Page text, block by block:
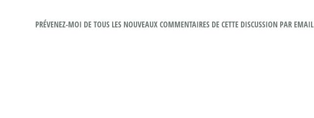
PRÉVENEZ-MOI DE TOUS LES NOUVEAUX COMMENTAIRES DE CETTE DISCUSSION PAR EMAIL